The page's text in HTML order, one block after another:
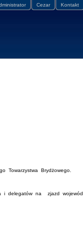
Cezar Kontakt
Towarzystwa Brydżowego.
i delegatów na zjazd